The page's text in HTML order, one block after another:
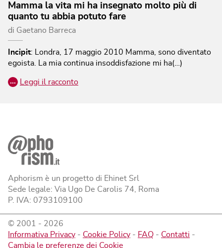
Mamma la vita mi ha insegnato molto più di
quanto tu abbia potuto fare
di Gaetano Barreca
Incipit: Londra, 17 maggio 2010 Mamma, sono diventato
egoista. La mia continua insoddisfazione mi ha(…)
… Leggi il racconto
Aphorism è un progetto di Ehinet Srl
Sede legale: Via Ugo De Carolis 74, Roma
P. IVA: 0793109100
© 2001 - 2026
Informativa Privacy - Cookie Policy - FAQ - Contatti -
Cambia le preferenze dei Cookie